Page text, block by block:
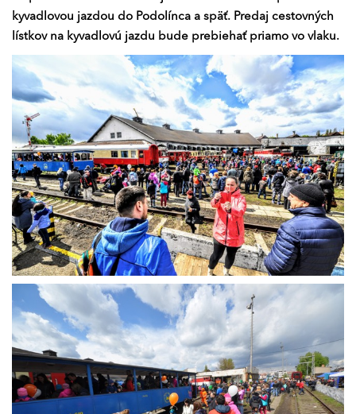
kyvadlovou jazdou do Podolínca a späť. Predaj cestovných
lístkov na kyvadlovú jazdu bude prebiehať priamo vo vlaku.